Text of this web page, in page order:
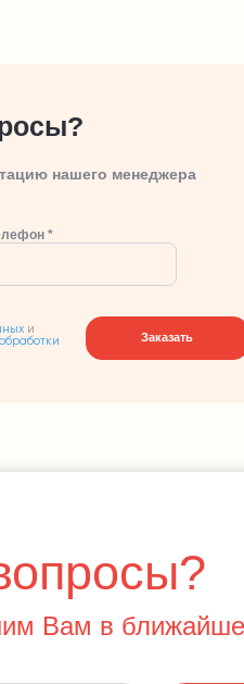
нашего менеджера
*
и
Заказать
Вам в